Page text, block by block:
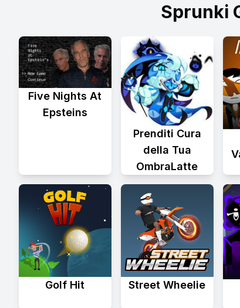
Sprunki
Five Nights At
Epsteins
Prenditi Cura
della Tua
OmbraLatte
Golf Hit Street Wheelie